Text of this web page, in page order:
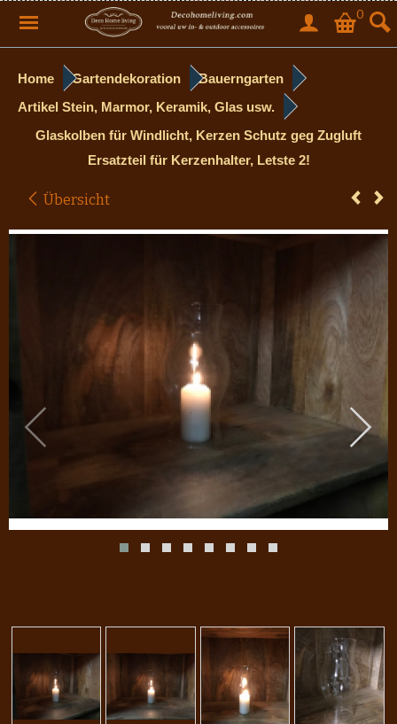
0
Home Gartendekoration
Bauerngarten
Artikel Stein, Marmor, Keramik, Glas usw.
Glaskolben für Windlicht, Kerzen Schutz geg Zugluft
Ersatzteil für Kerzenhalter, Letste 2!
Übersicht